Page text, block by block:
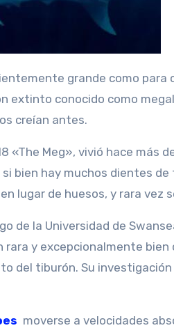
extinto conocido como
creían antes.
«The Meg», vivió hace más
bien hay muchos dientes de
lugar de huesos, y rara vez
de la Universidad de
y excepcionalmente bien
del tiburón. Su
moverse a velocidades